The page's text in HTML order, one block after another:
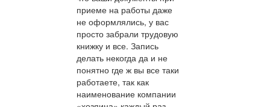
приеме на работы даже
не оформлялись, у вас
просто забрали трудовую
книжку и все. Запись
делать некогда да и не
понятно где ж вы все таки
работаете, так как
наименование компании